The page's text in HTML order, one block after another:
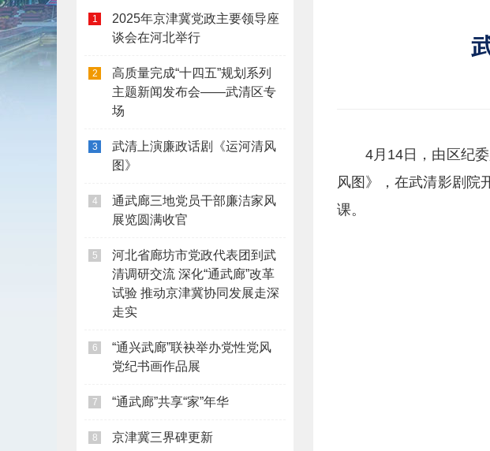
1
2025年京津冀党政主要领导座
谈会在河北举行
2
高质量完成“十四五”规划系列
主题新闻发布会——武清区专
场
3
武清上演廉政话剧《运河清风
图》
4
通武廊三地党员干部廉洁家风
展览圆满收官
5
河北省廊坊市党政代表团到武
清调研交流 深化“通武廊”改革
试验 推动京津冀协同发展走深
走实
6
“通兴武廊”联袂举办党性党风
党纪书画作品展
7 “通武廊”共享“家”年华
8 京津冀三界碑更新
4月14日，由区纪
风图》，在武清影剧院
课。